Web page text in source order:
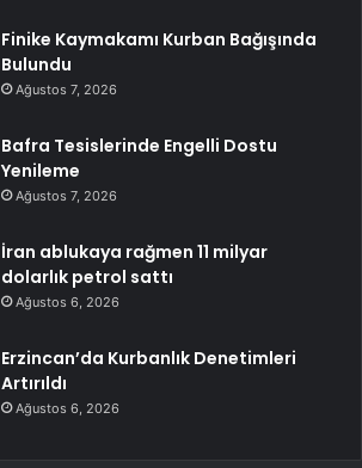
Finike Kaymakamı Kurban Bağışında
Bulundu
Ağustos 7, 2026
Bafra Tesislerinde Engelli Dostu
Yenileme
Ağustos 7, 2026
İran ablukaya rağmen 11 milyar
dolarlık petrol sattı
Ağustos 6, 2026
Erzincan’da Kurbanlık Denetimleri
Artırıldı
Ağustos 6, 2026